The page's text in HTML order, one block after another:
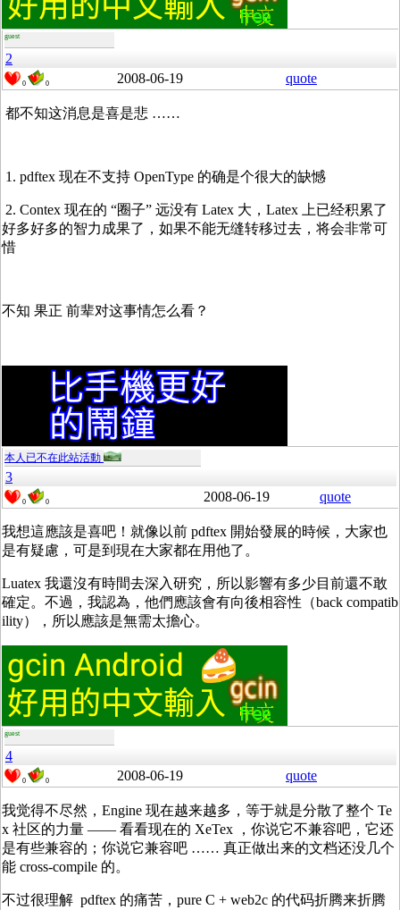
guest
2
0 0 2008-06-19 quote
都不知这消息是喜是悲 ……
1. pdftex 现在不支持 OpenType 的确是个很大的缺憾
2. Contex 现在的 “圈子” 远没有 Latex 大，Latex 上已经积累了
好多好多的智力成果了，如果不能无缝转移过去，将会非常可
惜
不知 果正 前辈对这事情怎么看？
本人已不在此站活動
3
0 0 2008-06-19 quote
我想這應該是喜吧！就像以前 pdftex 開始發展的時候，大家也
是有疑慮，可是到現在大家都在用他了。
Luatex 我還沒有時間去深入研究，所以影響有多少目前還不敢
確定。不過，我認為，他們應該會有向後相容性（back compatib
ility），所以應該是無需太擔心。
guest
4
0 0 2008-06-19 quote
我觉得不尽然，Engine 现在越来越多，等于就是分散了整个 Te
x 社区的力量 —— 看看现在的 XeTex ，你说它不兼容吧，它还
是有些兼容的；你说它兼容吧 …… 真正做出来的文档还没几个
能 cross-compile 的。
不过很理解 pdftex 的痛苦，pure C + web2c 的代码折腾来折腾